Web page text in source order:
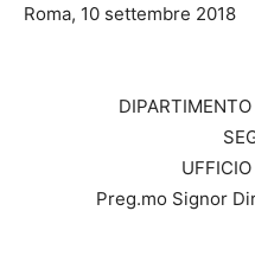
Roma, 10 settembre 2018
Preg.mo Signor